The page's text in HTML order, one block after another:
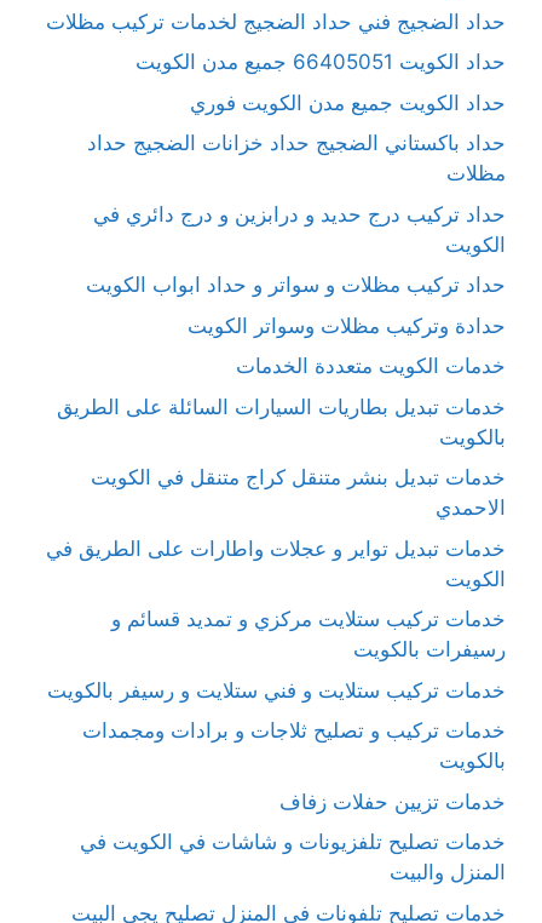
حداد الضجيج فني حداد الضجيج لخدمات تركيب مظلات
حداد الكويت 66405051 جميع مدن الكويت
حداد الكويت جميع مدن الكويت فوري
حداد باكستاني الضجيج حداد خزانات الضجيج حداد
مظلات
حداد تركيب درج حديد و درابزين و درج دائري في
الكويت
حداد تركيب مظلات و سواتر و حداد ابواب الكويت
حدادة وتركيب مظلات وسواتر الكويت
خدمات الكويت متعددة الخدمات
خدمات تبديل بطاريات السيارات السائلة على الطريق
بالكويت
خدمات تبديل بنشر متنقل كراج متنقل في الكويت
الاحمدي
خدمات تبديل تواير و عجلات واطارات على الطريق في
الكويت
خدمات تركيب ستلايت مركزي و تمديد قسائم و
رسيفرات بالكويت
خدمات تركيب ستلايت و فني ستلايت و رسيفر بالكويت
خدمات تركيب و تصليح ثلاجات و برادات ومجمدات
بالكويت
خدمات تزيين حفلات زفاف
خدمات تصليح تلفزيونات و شاشات في الكويت في
المنزل والبيت
خدمات تصليح تلفونات في المنزل تصليح يجي البيت